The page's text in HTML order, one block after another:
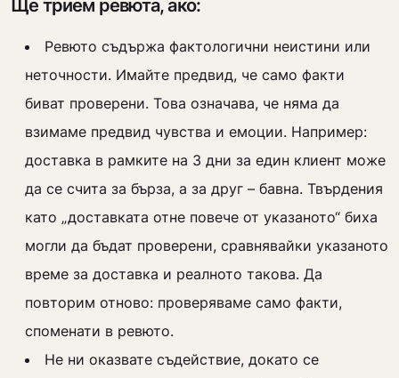
Ще трием ревюта, ако:
Ревюто съдържа фактологични неистини или
неточности. Имайте предвид, че само факти
биват проверени. Това означава, че няма да
взимаме предвид чувства и емоции. Например:
доставка в рамките на 3 дни за един клиент може
да се счита за бърза, а за друг – бавна. Твърдения
като „доставката отне повече от указаното“ биха
могли да бъдат проверени, сравнявайки указаното
време за доставка и реалното такова. Да
повторим отново: проверяваме само факти,
споменати в ревюто.
Не ни оказвате съдействие, докато се